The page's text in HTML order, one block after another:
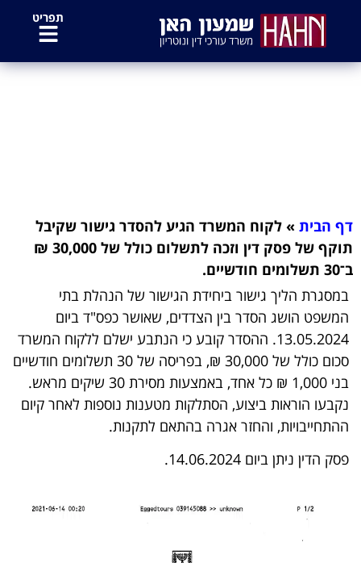
תפריט
דף הבית » לקוח המשרד הגיע להסדר גישור שקיבל
תוקף של פסק דין וזכה לתשלום כולל של 30,000 ₪
ב־30 תשלומים חודשיים.
במסגרת הליך גישור ביחידת הגישור של הנהלת בתי
המשפט הושג הסדר בין הצדדים, שאושר כפס"ד ביום
13.05.2024. ההסדר קובע כי הנתבע ישלם ללקוח המשרד
סכום כולל של 30,000 ₪, בפריסה של 30 תשלומים חודשיים
בני 1,000 ₪ כל אחד, באמצעות מסירת 30 שיקים מראש.
נקבעו הוראות ביצוע, הסתלקות מטענות נוספות לאחר קיום
ההתחייבויות, והחזר אגרה בהתאם לתקנות.
פסק הדין ניתן ביום 14.06.2024.